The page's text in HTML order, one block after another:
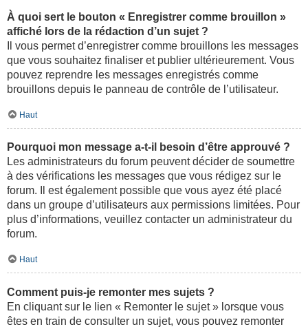
À quoi sert le bouton « Enregistrer comme brouillon »
affiché lors de la rédaction d’un sujet ?
Il vous permet d’enregistrer comme brouillons les messages
que vous souhaitez finaliser et publier ultérieurement. Vous
pouvez reprendre les messages enregistrés comme
brouillons depuis le panneau de contrôle de l’utilisateur.
Haut
Pourquoi mon message a-t-il besoin d’être approuvé ?
Les administrateurs du forum peuvent décider de soumettre
à des vérifications les messages que vous rédigez sur le
forum. Il est également possible que vous ayez été placé
dans un groupe d’utilisateurs aux permissions limitées. Pour
plus d’informations, veuillez contacter un administrateur du
forum.
Haut
Comment puis-je remonter mes sujets ?
En cliquant sur le lien « Remonter le sujet » lorsque vous
êtes en train de consulter un sujet, vous pouvez remonter